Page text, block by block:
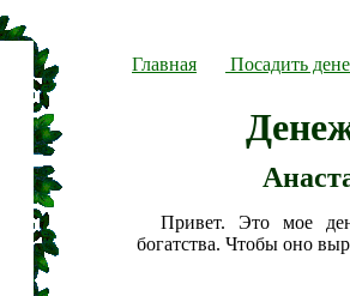
Главная Посадить
Привет. Это мое
богатства. Чтобы оно